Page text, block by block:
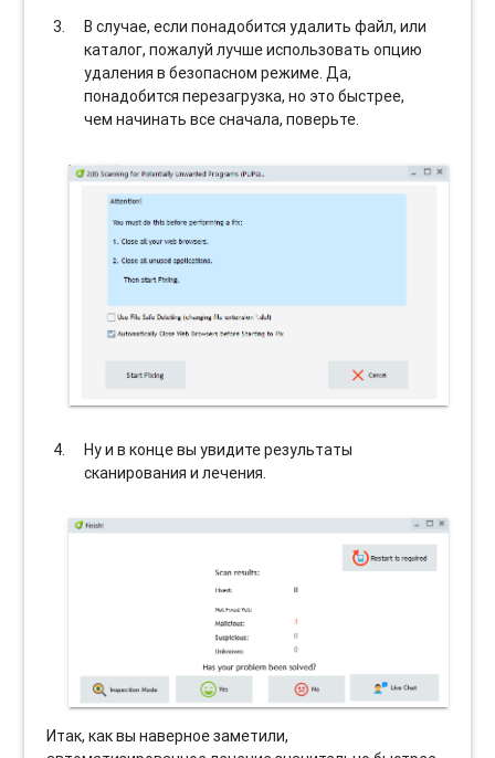
В случае, если понадобится удалить файл, или
каталог, пожалуй лучше использовать опцию
удаления в безопасном режиме. Да,
понадобится перезагрузка, но это быстрее,
чем начинать все сначала, поверьте.
Ну и в конце вы увидите результаты
сканирования и лечения.
Итак, как вы наверное заметили,